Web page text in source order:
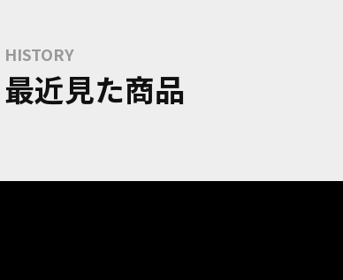
HISTORY
最近見た商品